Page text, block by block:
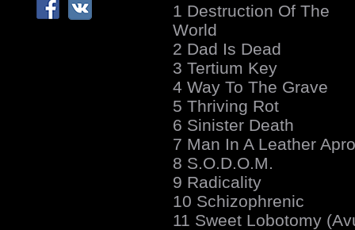
1 Destruction Of The
World
2 Dad Is Dead
3 Tertium Key
4 Way To The Grave
5 Thriving Rot
6 Sinister Death
7 Man In A Leather
8 S.O.D.O.M.
9 Radicality
10 Schizophrenic
11 Sweet Lobotomy